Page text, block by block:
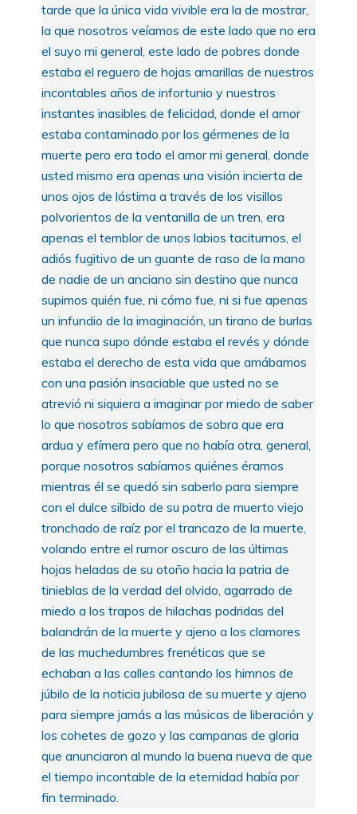
tarde que la única vida vivible era la de mostrar,
la que nosotros veíamos de este lado que no era
el suyo mi general, este lado de pobres donde
estaba el reguero de hojas amarillas de nuestros
incontables años de infortunio y nuestros
instantes inasibles de felicidad, donde el amor
estaba contaminado por los gérmenes de la
muerte pero era todo el amor mi general, donde
usted mismo era apenas una visión incierta de
unos ojos de lástima a través de los visillos
polvorientos de la ventanilla de un tren, era
apenas el temblor de unos labios taciturnos, el
adiós fugitivo de un guante de raso de la mano
de nadie de un anciano sin destino que nunca
supimos quién fue, ni cómo fue, ni si fue apenas
un infundio de la imaginación, un tirano de burlas
que nunca supo dónde estaba el revés y dónde
estaba el derecho de esta vida que amábamos
con una pasión insaciable que usted no se
atrevió ni siquiera a imaginar por miedo de saber
lo que nosotros sabíamos de sobra que era
ardua y efímera pero que no había otra, general,
porque nosotros sabíamos quiénes éramos
mientras él se quedó sin saberlo para siempre
con el dulce silbido de su potra de muerto viejo
tronchado de raíz por el trancazo de la muerte,
volando entre el rumor oscuro de las últimas
hojas heladas de su otoño hacia la patria de
tinieblas de la verdad del olvido, agarrado de
miedo a los trapos de hilachas podridas del
balandrán de la muerte y ajeno a los clamores
de las muchedumbres frenéticas que se
echaban a las calles cantando los himnos de
júbilo de la noticia jubilosa de su muerte y ajeno
para siempre jamás a las músicas de liberación y
los cohetes de gozo y las campanas de gloria
que anunciaron al mundo la buena nueva de que
el tiempo incontable de la eternidad había por
fin terminado.